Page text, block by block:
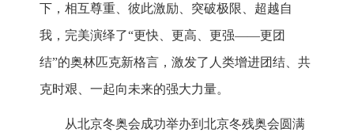
下，相互尊重、彼此激励、突破极限、超越自
我，完美演绎了“更快、更高、更强——更团
结”的奥林匹克新格言，激发了人类增进团结、共
克时艰、一起向未来的强大力量。
从北京冬奥会成功举办到北京冬残奥会圆满